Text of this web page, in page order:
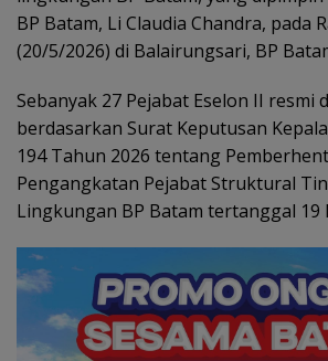
BP Batam, Li Claudia Chandra, pada
(20/5/2026) di Balairungsari, BP
Sebanyak 27 Pejabat Eselon II resmi
berdasarkan Surat Keputusan
194 Tahun 2026 tentang
Pengangkatan Pejabat Struktural
Lingkungan BP Batam tertanggal 19